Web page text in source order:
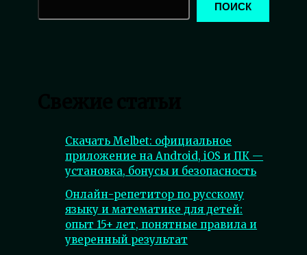
ПОИСК
Скачать Melbet: официальное
приложение на Android, iOS и ПК —
установка, бонусы и безопасность
Онлайн-репетитор по русскому
языку и математике для детей:
опыт 15+ лет, понятные правила и
уверенный результат